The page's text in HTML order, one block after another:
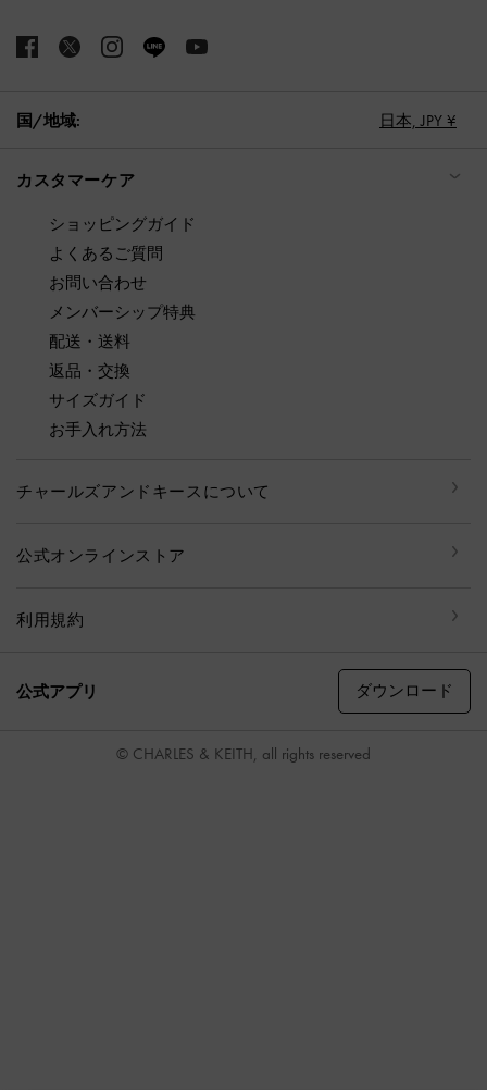
国/地域: 日本, JPY ¥
カスタマーケア
ショッピングガイド
よくあるご質問
お問い合わせ
メンバーシップ特典
配送・送料
返品・交換
サイズガイド
お手入れ方法
チャールズアンドキースについて
公式オンラインストア
利用規約
公式アプリ ダウンロード
© CHARLES & KEITH, all rights reserved